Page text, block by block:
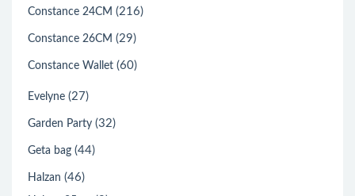
Constance 24CM (216)
Constance 26CM (29)
Constance Wallet (60)
Evelyne (27)
Garden Party (32)
Geta bag (44)
Halzan (46)